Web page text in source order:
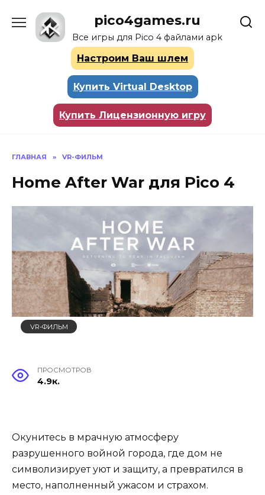
содержанию
pico4games.ru
Все игры для Pico 4 файлами apk
Настроим Ваш шлем
Купить Virtual Desktop
Купить Лицензионную игру
ГЛАВНАЯ » VR-ФИЛЬМ
Home After War для Pico 4
VR-ФИЛЬМ
ПРОСМОТРОВ
4.9к.
Окунитесь в мрачную атмосферу
разрушенного войной города, где дом не
символизирует уют и защиту, а превратился в
место, наполненный ужасом и страхом.